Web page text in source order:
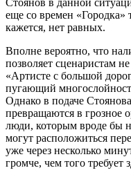
еще со времен «Городка»
кажется, нет равных.
Вполне вероятно, что
позволяет сценаристам
«Артисте с большой
пугающий
Однако в подаче
превращаются в грозное
люди, которым вроде бы
могут расположиться
уже через несколько
громче, чем того требует